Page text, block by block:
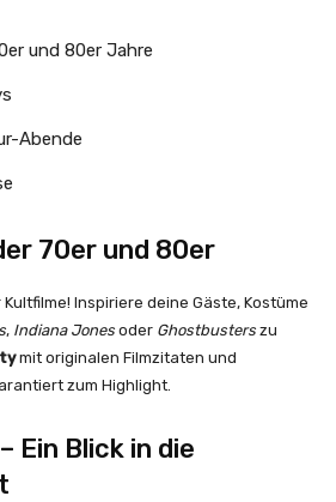
und 80er Jahre
Abende
70er und 80er
Inspiriere deine Gäste, Kostüme
, Indiana Jones oder Ghostbusters zu
mit originalen Filmzitaten und
zum Highlight.
Ein Blick in die